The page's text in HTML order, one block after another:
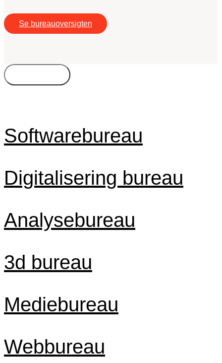
Se bureauoversigten
Softwarebureau
Digitalisering bureau
Analysebureau
3d bureau
Mediebureau
Webbureau